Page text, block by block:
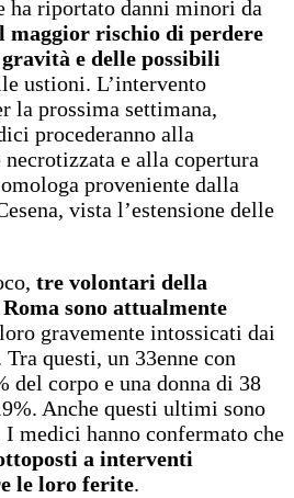
ha riportato danni minori da
maggior rischio di perdere
e delle possibili
ustioni. L’intervento
la prossima settimana,
procederanno alla
e alla copertura
proveniente dalla
vista l’estensione delle
tre volontari della
sono attualmente
gravemente intossicati dai
questi, un 33enne con
del corpo e una donna di 38
Anche questi ultimi sono
medici hanno confermato che
a interventi
le loro ferite.